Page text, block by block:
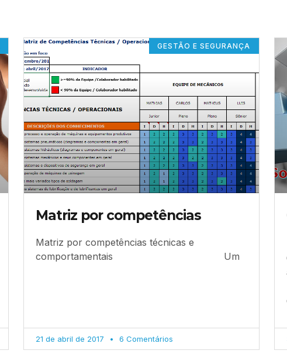
GESTÃO E SEGURANÇA
Matriz por competências
Matriz por competências técnicas e
comportamentais Um
21 de abril de 2017 6 Comentários